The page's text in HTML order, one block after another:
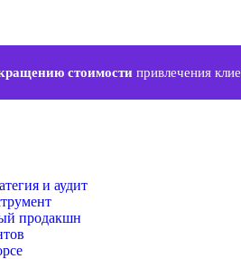
стоимости привлечения
и аудит
продакшн